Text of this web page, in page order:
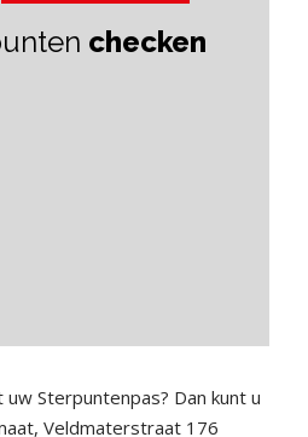
checken
Sterpuntenpas? Dan kunt u
Veldmaterstraat 176